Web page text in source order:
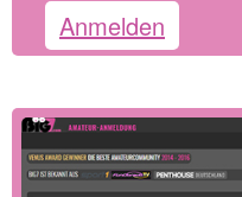
Anmelden